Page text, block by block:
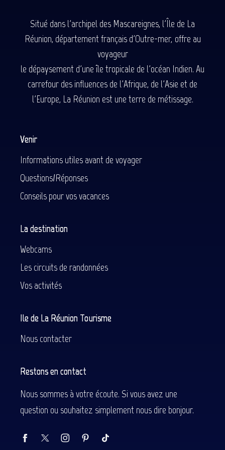
Situé dans l'archipel des Mascareignes, l'Île de La
Réunion, département français d'Outre-mer, offre au
voyageur
le dépaysement d'une île tropicale de l'océan Indien. Au
carrefour des influences de l'Afrique, de l'Asie et de
l'Europe, La Réunion est une terre de métissage.
Venir
Informations utiles avant de voyager
Questions/Réponses
Conseils pour vos vacances
La destination
Webcams
Les circuits de randonnées
Vos activités
Ile de La Réunion Tourisme
Nous contacter
Restons en contact
Nous sommes à votre écoute. Si vous avez une
question ou souhaitez simplement nous dire bonjour.